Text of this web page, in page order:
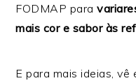
FODMAP para
mais cor e sabor às
E para mais ideias, vê